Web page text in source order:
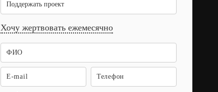
Поддержать проект
Хочу жертвовать ежемесячно